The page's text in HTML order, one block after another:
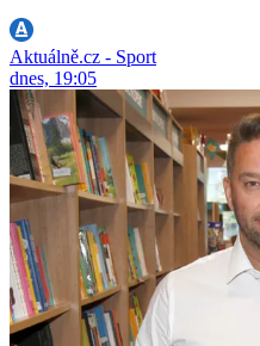
Aktuálně.cz - Sport
dnes, 19:05